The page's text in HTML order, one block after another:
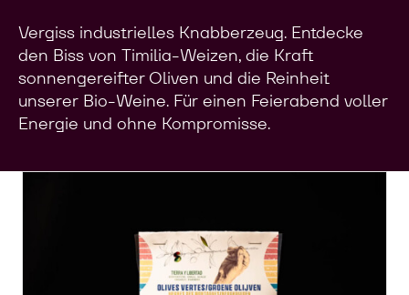
Vergiss industrielles Knabberzeug. Entdecke
den Biss von Timilia-Weizen, die Kraft
sonnengereifter Oliven und die Reinheit
unserer Bio-Weine. Für einen Feierabend voller
Energie und ohne Kompromisse.